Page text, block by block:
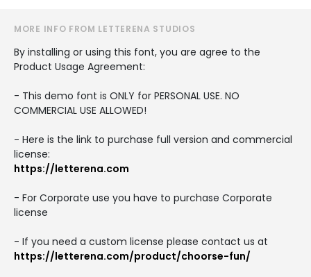
MORE INFO FROM LETTERENA STUDIOS
By installing or using this font, you are agree to the
Product Usage Agreement:
- This demo font is ONLY for PERSONAL USE. NO
COMMERCIAL USE ALLOWED!
- Here is the link to purchase full version and commercial
license:
https://letterena.com
- For Corporate use you have to purchase Corporate
license
- If you need a custom license please contact us at
https://letterena.com/product/choorse-fun/